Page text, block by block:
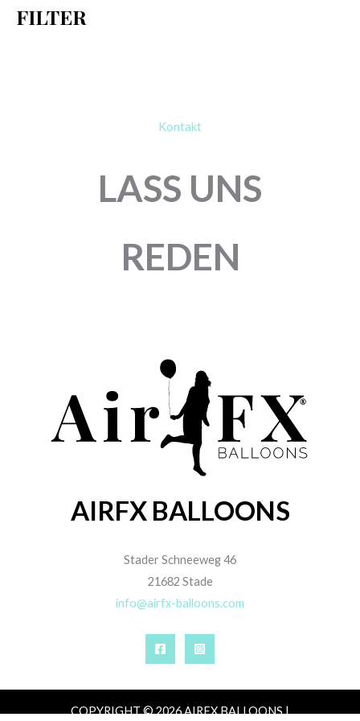
FILTER
Kontakt
LASS UNS
REDEN
AIRFX BALLOONS
Stader Schneeweg 46
21682 Stade
info@airfx-balloons.com
COPYRIGHT © 2026 AIRFX BALLOONS |